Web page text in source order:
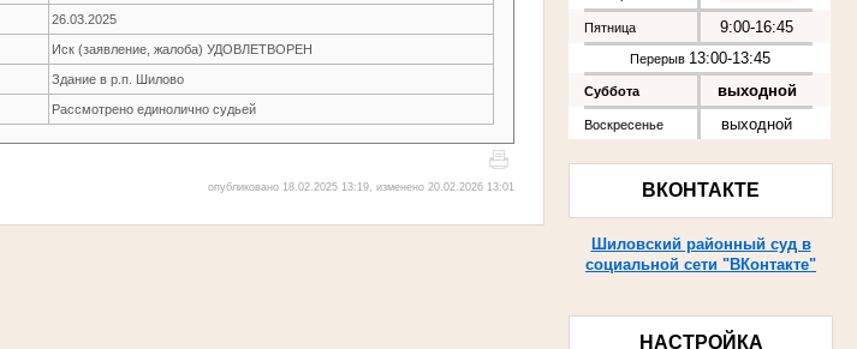
Пятница 9:00-16:45
Перерыв 13:00-13:45
Суббота выходной
Воскресенье выходной
ВКОНТАКТЕ
Шиловский районный суд в
социальной сети "ВКонтакте"
НАСТРОЙКА
26.03.2025
Иск (заявление, жалоба) УДОВЛЕТВОРЕН
Здание в р.п. Шилово
Рассмотрено единолично судьей
опубликовано 18.02.2025 13:19, изменено 20.02.2026 13:01